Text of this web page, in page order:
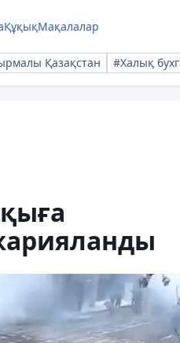
ҚұқықМақалалар
Қазақстан #Халық